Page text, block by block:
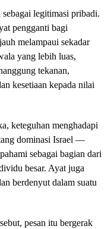
legitimasi pribadi.
pengganti bagi
melampaui sekadar
yang lebih luas,
tekanan,
kesetiaan kepada nilai
keteguhan menghadapi
dominasi Israel —
sebagai bagian dari
besar. Ayat juga
berdenyut dalam suatu
pesan itu bergerak